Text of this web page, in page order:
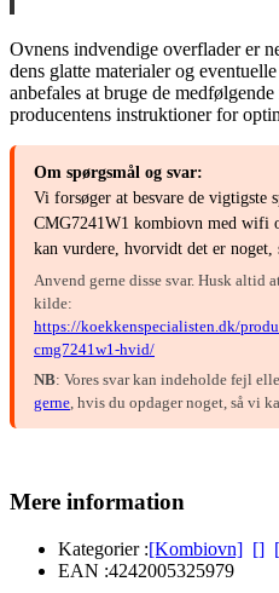
Ovnens indvendige overflader er
dens glatte materialer og
anbefales at bruge de
producentens instruktioner for
Om spørgsmål og svar:
Vi forsøger at besvare de vigtigste
CMG7241W1 kombiovn med wifi
kan vurdere, hvorvidt det er noget,
Anvend gerne disse svar. Husk altid
kilde:
https://koekkenspecialisten.dk/
cmg7241w1-hvid/
NB: Vores svar kan indeholde fejl
gerne , hvis du opdager noget, så vi
Mere information
Kategorier :[Kombiovn] []
EAN :4242005325979